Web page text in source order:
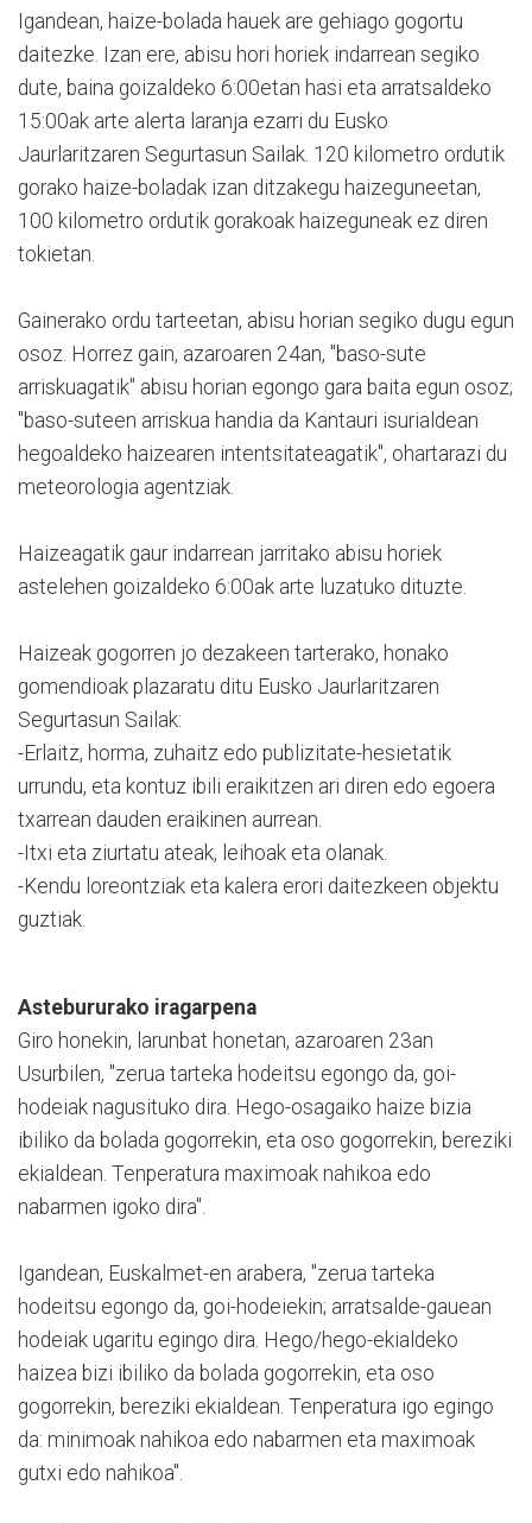
Igandean, haize-bolada hauek are gehiago gogortu
daitezke. Izan ere, abisu hori horiek indarrean segiko
dute, baina goizaldeko 6:00etan hasi eta arratsaldeko
15:00ak arte alerta laranja ezarri du Eusko
Jaurlaritzaren Segurtasun Sailak. 120 kilometro ordutik
gorako haize-boladak izan ditzakegu haizeguneetan,
100 kilometro ordutik gorakoak haizeguneak ez diren
tokietan.
Gainerako ordu tarteetan, abisu horian segiko dugu egun
osoz. Horrez gain, azaroaren 24an, "baso-sute
arriskuagatik" abisu horian egongo gara baita egun osoz;
"baso-suteen arriskua handia da Kantauri isurialdean
hegoaldeko haizearen intentsitateagatik", ohartarazi du
meteorologia agentziak.
Haizeagatik gaur indarrean jarritako abisu horiek
astelehen goizaldeko 6:00ak arte luzatuko dituzte.
Haizeak gogorren jo dezakeen tarterako, honako
gomendioak plazaratu ditu Eusko Jaurlaritzaren
Segurtasun Sailak:
-Erlaitz, horma, zuhaitz edo publizitate-hesietatik
urrundu, eta kontuz ibili eraikitzen ari diren edo egoera
txarrean dauden eraikinen aurrean.
-Itxi eta ziurtatu ateak, leihoak eta olanak.
-Kendu loreontziak eta kalera erori daitezkeen objektu
guztiak.
Astebururako iragarpena
Giro honekin, larunbat honetan, azaroaren 23an
Usurbilen, "zerua tarteka hodeitsu egongo da, goi-
hodeiak nagusituko dira. Hego-osagaiko haize bizia
ibiliko da bolada gogorrekin, eta oso gogorrekin, bereziki
ekialdean. Tenperatura maximoak nahikoa edo
nabarmen igoko dira".
Igandean, Euskalmet-en arabera, "zerua tarteka
hodeitsu egongo da, goi-hodeiekin; arratsalde-gauean
hodeiak ugaritu egingo dira. Hego/hego-ekialdeko
haizea bizi ibiliko da bolada gogorrekin, eta oso
gogorrekin, bereziki ekialdean. Tenperatura igo egingo
da: minimoak nahikoa edo nabarmen eta maximoak
gutxi edo nahikoa".